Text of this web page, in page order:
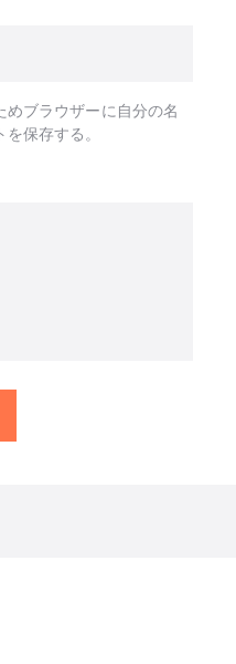
めブラウザーに自分の名
保存する。